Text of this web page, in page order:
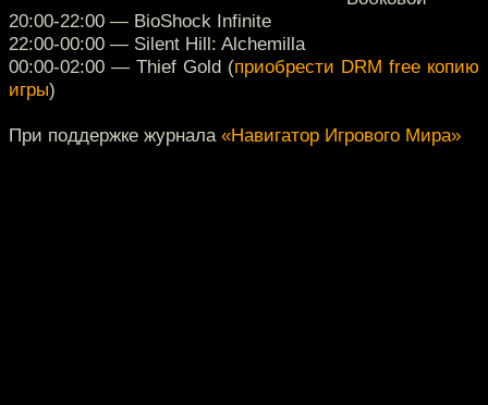
20:00-22:00 — BioShock Infinite
22:00-00:00 — Silent Hill: Alchemilla
00:00-02:00 — Thief Gold (приобрести DRM free копию
игры)
При поддержке журнала «Навигатор Игрового Мира»